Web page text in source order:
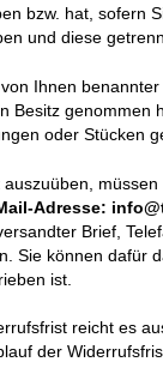
bzw. hat, sofern
und diese
Ihnen
Besitz genommen
oder Stücken
auszuüben,
Adresse:
Brief,
Sie können dafür
ist.
reicht es
der